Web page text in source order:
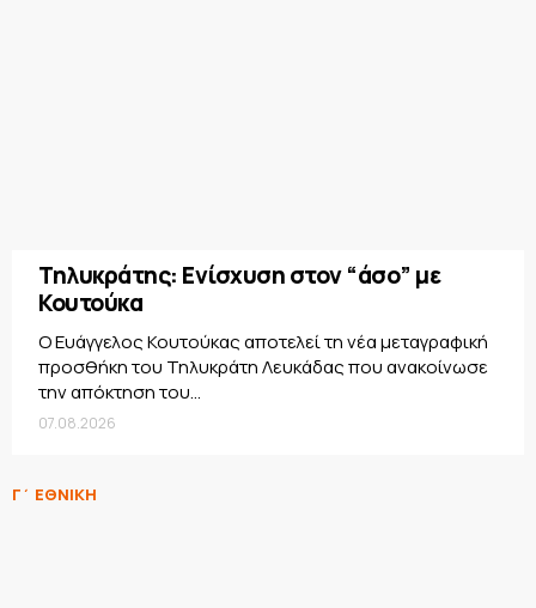
Τηλυκράτης: Ενίσχυση στον “άσο” με
Κουτούκα
Ο Ευάγγελος Κουτούκας αποτελεί τη νέα μεταγραφική
προσθήκη του Τηλυκράτη Λευκάδας που ανακοίνωσε
την απόκτηση του...
07.08.2026
Γ΄ ΕΘΝΙΚΗ